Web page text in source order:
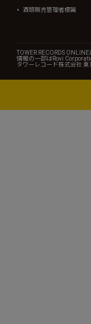
酒類販売管理者標識
TOWER RECORDS
情報の一部はRovi
タワーレコード株式会社